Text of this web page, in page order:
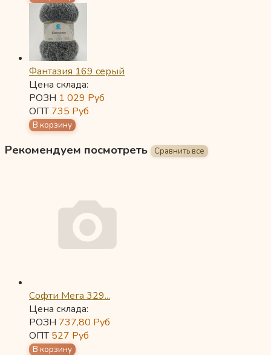
Фантазия 169 серый
Цена склада:
РОЗН 1 029 Руб
ОПТ735 Руб
Рекомендуем посмотреть
Софти Мега 329...
Цена склада:
РОЗН 737,80 Руб
ОПТ527 Руб